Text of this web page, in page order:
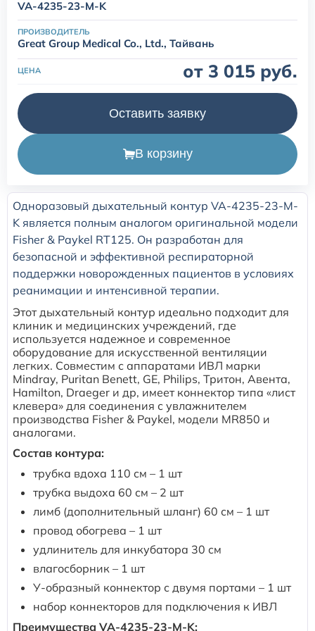
VA-4235-23-M-K
ПРОИЗВОДИТЕЛЬ
Great Group Medical Co., Ltd., Тайвань
ЦЕНА от 3 015 руб.
Оставить заявку
В корзину
Одноразовый дыхательный контур VA-4235-23-M-
K является полным аналогом оригинальной модели
Fisher & Paykel RT125. Он разработан для
безопасной и эффективной респираторной
поддержки новорожденных пациентов в условиях
реанимации и интенсивной терапии.
Этот дыхательный контур идеально подходит для
клиник и медицинских учреждений, где
используется надежное и современное
оборудование для искусственной вентиляции
легких. Совместим с аппаратами ИВЛ марки
Mindray, Puritan Benett, GE, Philips, Тритон, Авента,
Hamilton, Draeger и др, имеет коннектор типа «лист
клевера» для соединения с увлажнителем
производства Fisher & Paykel, модели MR850 и
аналогами.
Состав контура:
трубка вдоха 110 см – 1 шт
трубка выдоха 60 см – 2 шт
лимб (дополнительный шланг) 60 см – 1 шт
провод обогрева – 1 шт
удлинитель для инкубатора 30 см
влагосборник – 1 шт
У-образный коннектор с двумя портами – 1 шт
набор коннекторов для подключения к ИВЛ
Преимущества VA-4235-23-M-K:
одноразовые (наркозные)
Маски для неинвазивной вентиляции легких
Аксессуары и принадлежности для трахеостомии
Аспирационные катетеры